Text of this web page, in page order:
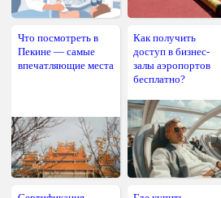
Что посмотреть в
Пекине — самые
впечатляющие места
Как получить
доступ в бизнес-
залы аэропортов
бесплатно?